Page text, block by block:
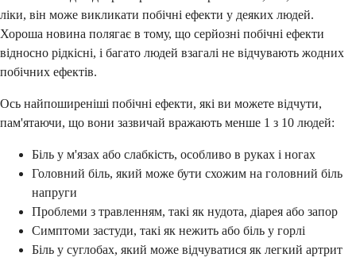
ліки, він може викликати побічні ефекти у деяких людей.
Хороша новина полягає в тому, що серйозні побічні ефекти
відносно рідкісні, і багато людей взагалі не відчувають жодних
побічних ефектів.
Ось найпоширеніші побічні ефекти, які ви можете відчути,
пам'ятаючи, що вони зазвичай вражають менше 1 з 10 людей:
Біль у м'язах або слабкість, особливо в руках і ногах
Головний біль, який може бути схожим на головний біль
напруги
Проблеми з травленням, такі як нудота, діарея або запор
Симптоми застуди, такі як нежить або біль у горлі
Біль у суглобах, який може відчуватися як легкий артрит